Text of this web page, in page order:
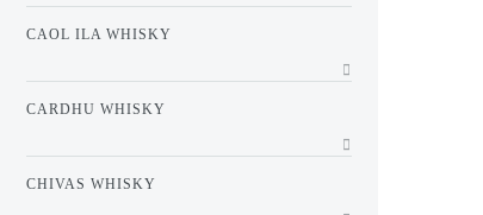
CAOL ILA WHISKY
CARDHU WHISKY
CHIVAS WHISKY